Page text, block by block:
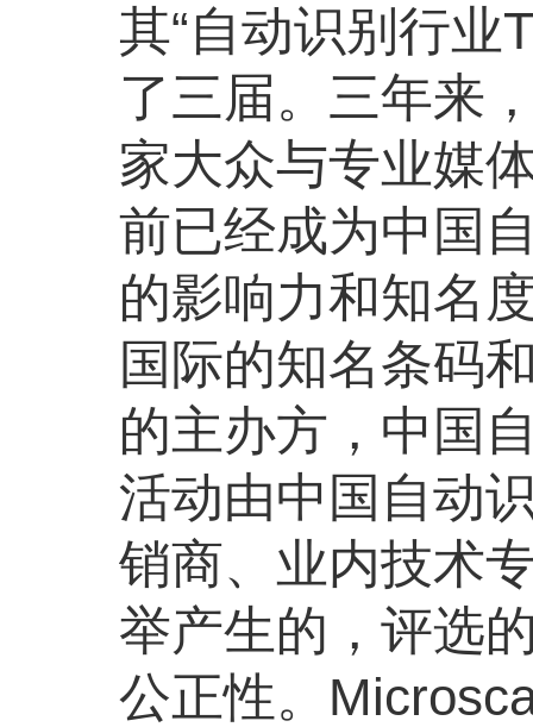
其“自动识别行业
了三届。三年来
家大众与专业媒
前已经成为中国
的影响力和知名
国际的知名条码
的主办方，中国
活动由中国自动
销商、业内技术
举产生的，评选
公正性。